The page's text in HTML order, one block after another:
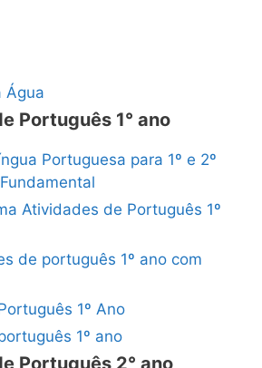
Água
Português 1° ano
Portuguesa para 1º e 2º
Atividades de Português 1º
de português 1º ano com
1º Ano
1º ano